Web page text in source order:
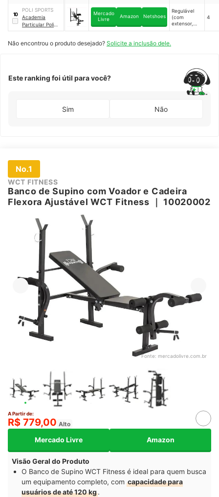
Consport
e elástico)
10
POLI SPORTS
Academia
Particular Poli
Sports｜POLI-79
Mercado
Livre
Amazon Netshoes
Regulável
(com
extensor,
flexor e
4
Não encontrou o produto desejado? Solicite a inclusão dele.
Este ranking foi útil para você?
Sim Não
No.1
WCT FITNESS
Banco de Supino com Voador e Cadeira
Flexora Ajustável WCT Fitness
10020002
Fonte: mercadolivre.com.br
A Partir de:
R$ 779,00 Alto
Mercado Livre Amazon
Visão Geral do Produto
O Banco de Supino WCT Fitness é ideal para quem busca
um equipamento completo, com capacidade para
usuários de até 120 kg.